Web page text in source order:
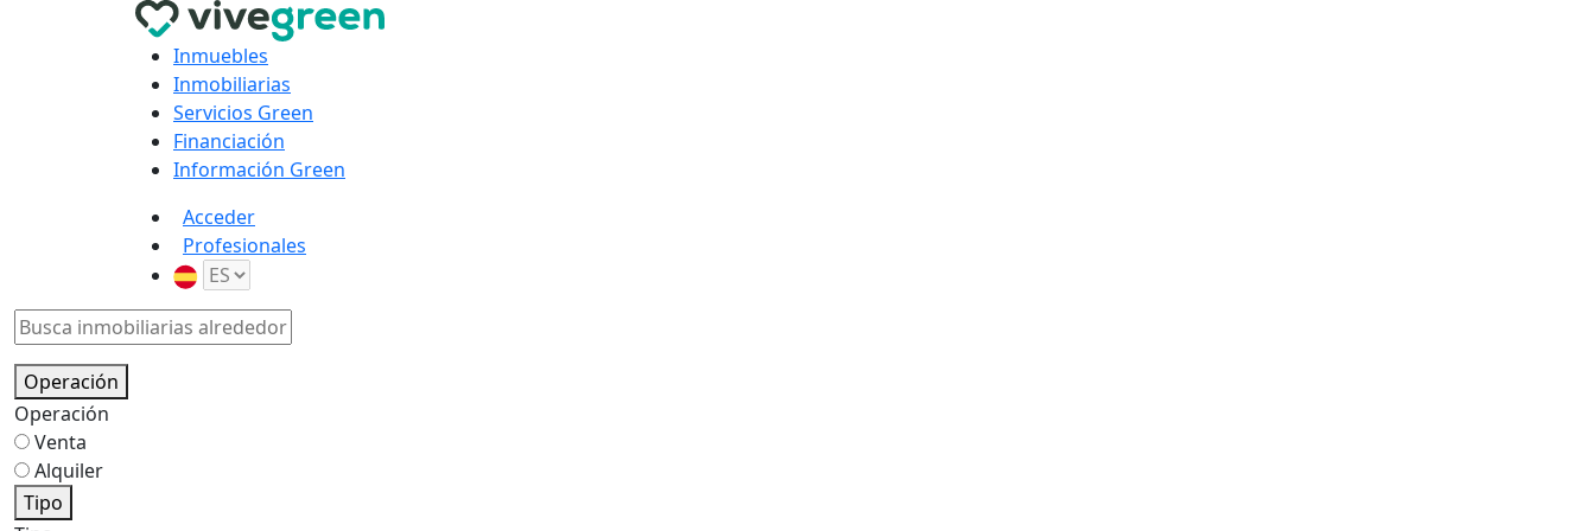
Inmuebles
Inmobiliarias
Servicios Green
Financiación
Información Green
Acceder
Profesionales
Operación
Operación
Venta
Alquiler
Tipo